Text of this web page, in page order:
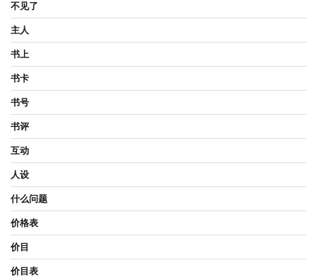
不见了
主人
书上
书卡
书号
书评
互动
人设
什么问题
价格表
价目
价目表